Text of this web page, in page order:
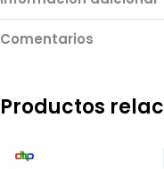
Comentarios
Productos